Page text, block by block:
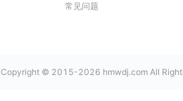
常见问题
Copyright © 2015-2026 hmwdj.com All